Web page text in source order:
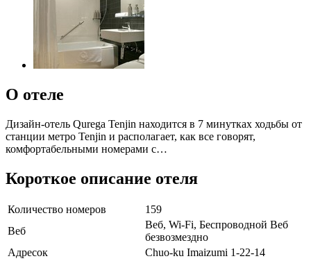
О отеле
Дизайн-отель Qurega Tenjin находится в 7 минутках ходьбы от
станции метро Tenjin и располагает, как все говорят,
комфортабельными номерами с…
Короткое описание отеля
Количество номеров
159
Веб
Веб, Wi-Fi, Беспроводной Веб
безвозмездно
Адресок
Chuo-ku Imaizumi 1-22-14